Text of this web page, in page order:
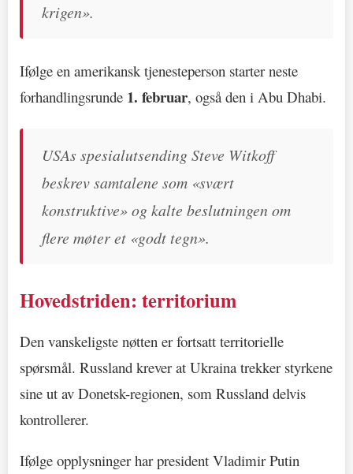
krigen».
Ifølge en amerikansk tjenesteperson starter neste
forhandlingsrunde 1. februar, også den i Abu Dhabi.
USAs spesialutsending Steve Witkoff
beskrev samtalene som «svært
konstruktive» og kalte beslutningen om
flere møter et «godt tegn».
Hovedstriden: territorium
Den vanskeligste nøtten er fortsatt territorielle
spørsmål. Russland krever at Ukraina trekker styrkene
sine ut av Donetsk-regionen, som Russland delvis
kontrollerer.
Ifølge opplysninger har president Vladimir Putin